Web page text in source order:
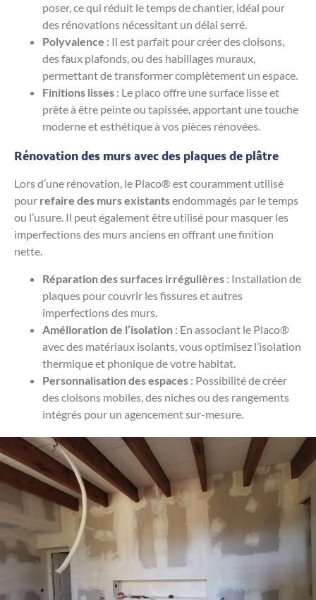
poser, ce qui réduit le temps de chantier, idéal pour
des rénovations nécessitant un délai serré.
Polyvalence : Il est parfait pour créer des cloisons,
des faux plafonds, ou des habillages muraux,
permettant de transformer complètement un espace.
Finitions lisses : Le placo offre une surface lisse et
prête à être peinte ou tapissée, apportant une touche
moderne et esthétique à vos pièces rénovées.
Rénovation des murs avec des plaques de plâtre
Lors d’une rénovation, le Placo® est couramment utilisé
pour refaire des murs existantsendommagés par le temps
ou l’usure. Il peut également être utilisé pour masquer les
imperfections des murs anciens en offrant une finition
nette.
Réparation des surfaces irrégulières : Installation de
plaques pour couvrir les fissures et autres
imperfections des murs.
Amélioration de l’isolation : En associant le Placo®
avec des matériaux isolants, vous optimisez l’isolation
thermique et phonique de votre habitat.
Personnalisation des espaces : Possibilité de créer
des cloisons mobiles, des niches ou des rangements
intégrés pour un agencement sur-mesure.